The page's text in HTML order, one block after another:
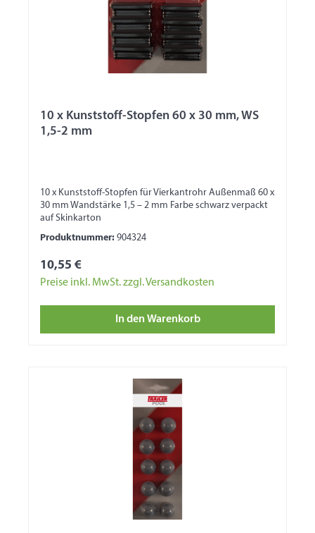
10 x Kunststoff-Stopfen 60 x 30 mm, WS
1,5-2 mm
10 x Kunststoff-Stopfen für Vierkantrohr Außenmaß 60 x
30 mm Wandstärke 1,5 – 2 mm Farbe schwarz verpackt
auf Skinkarton
Produktnummer: 904324
10,55 €
Preise inkl. MwSt. zzgl. Versandkosten
In den Warenkorb